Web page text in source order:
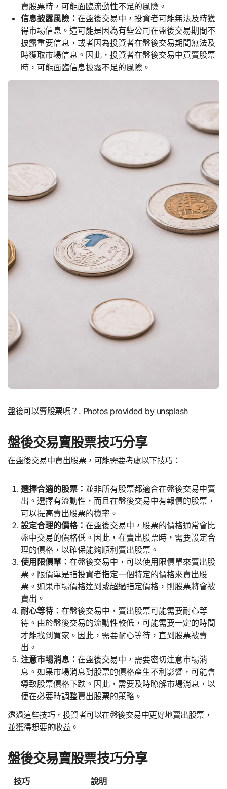
賣股票時，可能面臨流動性不足的風險。
信息披露風險： 在盤後交易中，投資者可能無法及時獲
得市場信息。這可能是因為有些公司在盤後交易期間不
披露重要信息，或者因為投資者在盤後交易期間無法及
時獲取市場信息。因此，投資者在盤後交易中買賣股票
時，可能面臨信息披露不足的風險。
盤後可以賣股票嗎？. Photos provided by unsplash
盤後交易賣股票技巧分享
在盤後交易中賣出股票，可能需要考慮以下技巧：
選擇合適的股票： 並非所有股票都適合在盤後交易中賣
出。選擇有流動性，而且在盤後交易中有報價的股票，
可以提高賣出股票的機率。
設定合理的價格： 在盤後交易中，股票的價格通常會比
盤中交易的價格低。因此，在賣出股票時，需要設定合
理的價格，以確保能夠順利賣出股票。
使用限價單： 在盤後交易中，可以使用限價單來賣出股
票。限價單是指投資者指定一個特定的價格來賣出股
票。如果市場價格達到或超過指定價格，則股票將會被
賣出。
耐心等待： 在盤後交易中，賣出股票可能需要耐心等
待。由於盤後交易的流動性較低，可能需要一定的時間
才能找到買家。因此，需要耐心等待，直到股票被賣
出。
注意市場消息： 在盤後交易中，需要密切注意市場消
息。如果市場消息對股票的價格產生不利影響，可能會
導致股票價格下跌。因此，需要及時瞭解市場消息，以
便在必要時調整賣出股票的策略。
透過這些技巧，投資者可以在盤後交易中更好地賣出股票，
並獲得想要的收益。
盤後交易賣股票技巧分享
技巧 說明